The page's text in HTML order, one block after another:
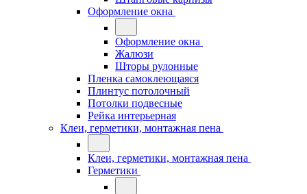
Оформление окна
Оформление окна
Жалюзи
Шторы рулонные
Пленка самоклеющаяся
Плинтус потолочный
Потолки подвесные
Рейка интерьерная
Клеи, герметики, монтажная пена
Клеи, герметики, монтажная пена
Герметики